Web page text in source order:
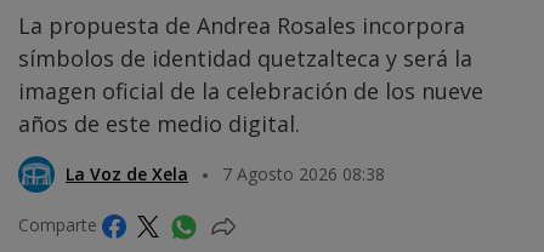
La propuesta de Andrea Rosales incorpora
símbolos de identidad quetzalteca y será la
imagen oficial de la celebración de los nueve
años de este medio digital.
La Voz de Xela 7 Agosto 2026 08:38
Comparte